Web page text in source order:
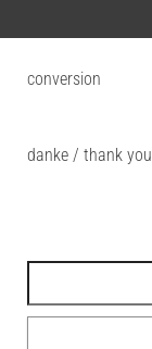
conversion
danke / thank you